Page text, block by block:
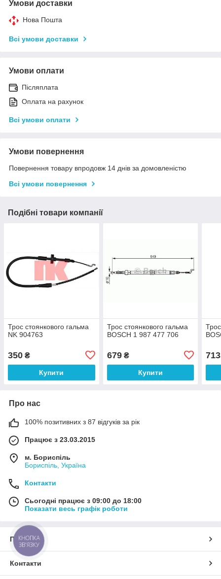
Умови доставки
Нова Пошта
Всі умови доставки
Умови оплати
Післяплата
Оплата на рахунок
Всі умови оплати
Умови повернення
Повернення товару впродовж 14 днів за домовленістю
Всі умови повернення
Подібні товари компанії
Трос стоянкового гальма
NK 904763
350 ₴
Купити
Трос стоянкового гальма
BOSCH 1 987 477 706
679₴
Купити
713
Про нас
100% позитивних з 87 відгуків за рік
Працює з 23.03.2015
м. Бориспіль
Бориспіль, Україна
Контакти
Сьогодні працює з 09:00 до 18:00
Показати весь графік роботи
Про нас
Контакти
КНОПКА
ЗВ'ЯЗКУ